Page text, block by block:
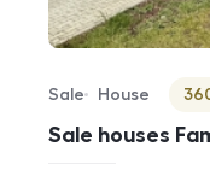
Sale houses
Offer type
Sale
Property type
House
Virtuální prohlídka